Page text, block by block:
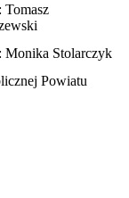
Tomasz
Monika Stolarczyk
Powiatu